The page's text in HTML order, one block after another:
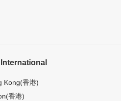
Kong(香港)
香港)